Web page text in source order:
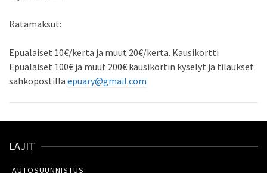
Ratamaksut:
Epualaiset 10€/kerta ja muut 20€/kerta. Kausikortti
Epualaiset 100€ ja muut 200€ kausikortin kyselyt ja tilaukset
sähköpostilla epuary@gmail.com
LAJIT
AUTOSUUNNISTUS